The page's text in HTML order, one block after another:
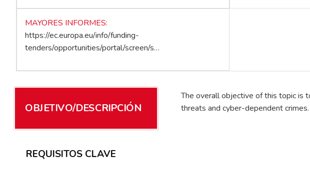
MAYORES INFORMES
https://ec.europa.eu/info/funding-
tenders/opportunities/portal/screen/s…
OBJETIVO/DESCRIPCIÓN
REQUISITOS CLAVE
The overall objective of this topic is
threats and cyber-dependent crimes.